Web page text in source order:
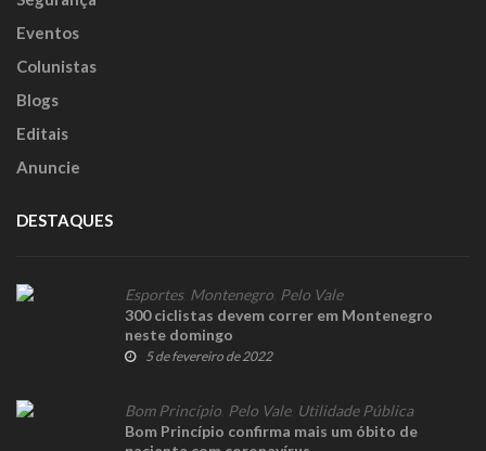
Eventos
Colunistas
Blogs
Editais
Anuncie
DESTAQUES
Esportes, Montenegro Pelo Vale
300 ciclistas devem correr em Montenegro
neste domingo
5 de fevereiro de 2022
Bom Princípio Pelo Vale, Utilidade Pública
Bom Princípio confirma mais um óbito de